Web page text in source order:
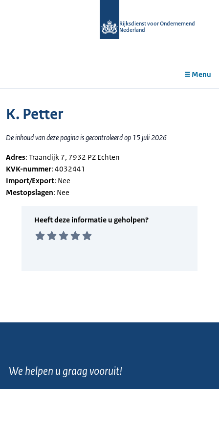
Rijksdienst voor Ondernemend
Nederland
Menu
K. Petter
De inhoud van deze pagina is gecontroleerd op 15 juli 2026
Adres: Traandijk 7, 7932 PZ Echten
KVK-nummer: 4032441
Import/Export: Nee
Mestopslagen: Nee
We helpen u graag vooruit!